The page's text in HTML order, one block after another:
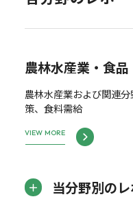
農林水産業・食
農林水産業および関連
策、食料需給
VIEW MORE
当分野別の